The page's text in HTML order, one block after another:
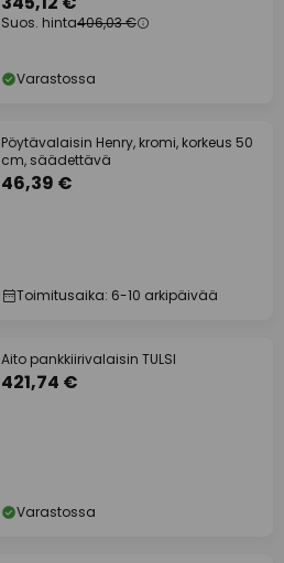
Suos. hinta406,03 €
Varastossa
Pöytävalaisin Henry, kromi, korkeus 50
cm, säädettävä
46,39 €
Toimitusaika: 6-10 arkipäivää
Aito pankkiirivalaisin TULSI
421,74 €
Varastossa